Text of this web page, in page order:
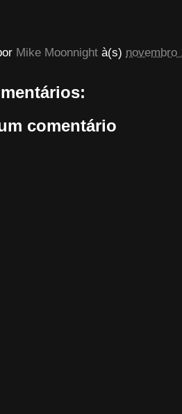
Mike Moonnight à(s) novembro
comentário